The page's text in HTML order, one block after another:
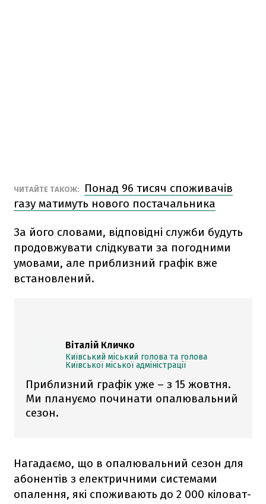
ЧИТАЙТЕ ТАКОЖ:
Понад 96 тисяч споживачів
газу матимуть нового постачальника
За його словами, відповідні служби будуть
продовжувати слідкувати за погодними
умовами, але приблизний графік вже
встановлений.
Віталій Кличко
Київський міський голова та голова
Київської міської адміністрації
Приблизний графік уже – з 15 жовтня.
Ми плануємо починати опалювальний
сезон.
Нагадаємо, що в опалювальний сезон для
абонентів з електричними системами
опалення, які споживають до 2 000 кіловат-